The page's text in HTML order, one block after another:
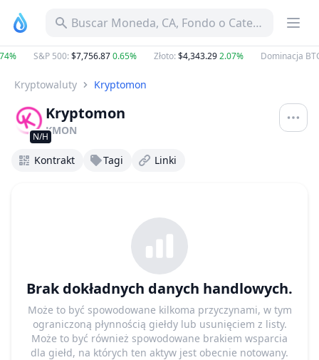
Buscar Moneda, CA, Fondo o Categoría
S&P 500:$7,756.870.65% Złoto:$4,343.292.07% Dominacja BTC
Kryptowaluty Kryptomon
N/H
Kryptomon
KMON
Kontrakt Tagi Linki
Brak dokładnych danych handlowych.
Może to być spowodowane kilkoma przyczynami, w tym
ograniczoną płynnością giełdy lub usunięciem z listy.
Może to być również spowodowane brakiem wsparcia
dla giełd, na których ten aktyw jest obecnie notowany.